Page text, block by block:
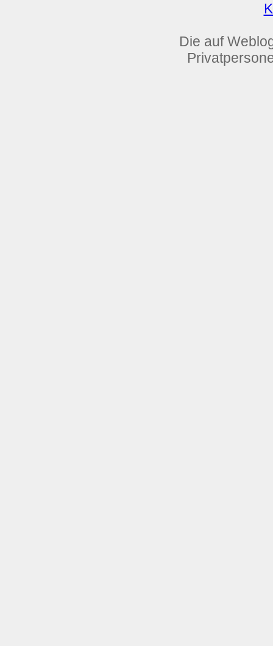
Die auf